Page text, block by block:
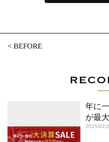
<BEFORE
年に
が最
2025/02/